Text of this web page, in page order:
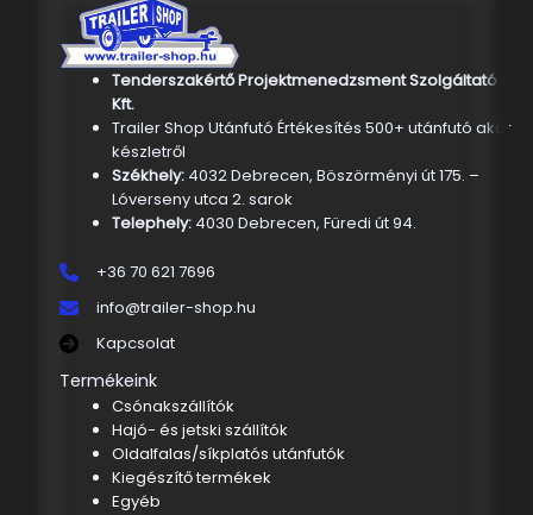
Tenderszakértő Projektmenedzsment Szolgáltató
Kft.
Trailer Shop Utánfutó Értékesítés 500+ utánfutó akár
készletről
Székhely: 4032 Debrecen, Böszörményi út 175. –
Lóverseny utca 2. sarok
Telephely:4030 Debrecen, Füredi út 94.
+36 70 621 7696
info@trailer-shop.hu
Kapcsolat
Termékeink
Csónakszállítók
Hajó- és jetski szállítók
Oldalfalas/síkplatós utánfutók
Kiegészítő termékek
Egyéb